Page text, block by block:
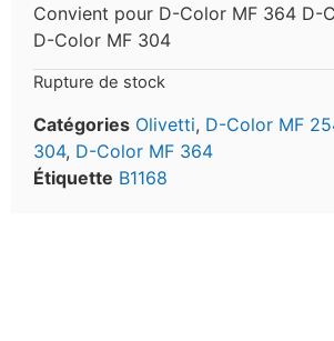
Convient pour D-Color MF 364 D-
D-Color MF 304
Rupture de stock
Catégories Olivetti, D-Color MF
304, D-Color MF 364
Étiquette B1168